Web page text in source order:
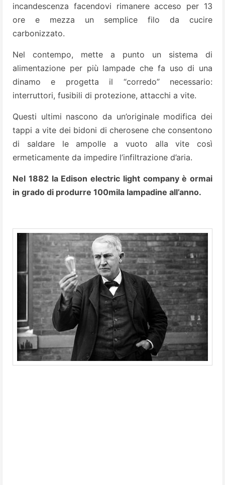
incandescenza facendovi rimanere acceso per 13
ore e mezza un semplice filo da cucire
carbonizzato.
Nel contempo, mette a punto un sistema di
alimentazione per più lampade che fa uso di una
dinamo e progetta il “corredo” necessario:
interruttori, fusibili di protezione, attacchi a vite.
Questi ultimi nascono da un’originale modifica dei
tappi a vite dei bidoni di cherosene che consentono
di saldare le ampolle a vuoto alla vite così
ermeticamente da impedire l’infiltrazione d’aria.
Nel 1882 la Edison electric light company è ormai
in grado di produrre 100mila lampadine all’anno.